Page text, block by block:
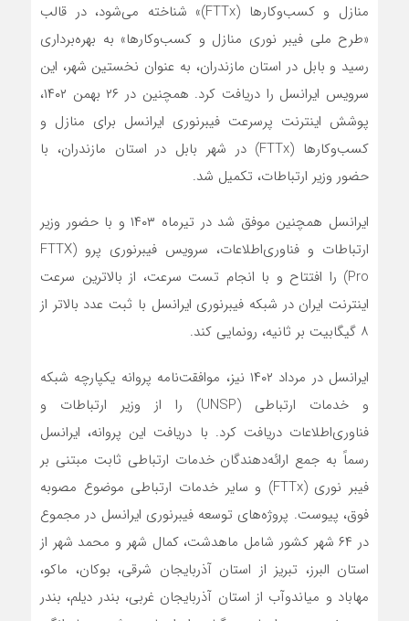
منازل و کسب‌وکارها (FTTx)» شناخته می‌شود، در قالب
«طرح ملی فیبر نوری منازل و کسب‌وکار‌ها» به بهره‌برداری
رسید و بابل در استان مازندران، به عنوان نخستین شهر، این
سرویس ایرانسل را دریافت کرد. همچنین در ۲۶ بهمن ۱۴۰۲،
پوشش اینترنت پرسرعت فیبرنوری ایرانسل برای منازل و
کسب‌وکارها (FTTx) در شهر بابل در استان مازندران، با
حضور وزیر ارتباطات، تکمیل شد.
ایرانسل همچنین موفق شد در تیرماه ۱۴۰۳ و با حضور وزیر
ارتباطات و فناوری‌اطلاعات، سرویس فیبرنوری پرو (FTTX
Pro) را افتتاح و با انجام تست سرعت، از بالاترین سرعت
اینترنت ایران در شبکه فیبرنوری ایرانسل با ثبت عدد بالاتر از
۸ گیگابیت بر ثانیه، رونمایی کند.
ایرانسل در مرداد ۱۴۰۲ نیز، موافقت‌نامه پروانه یکپارچه شبکه
و خدمات ارتباطی (UNSP) را از وزیر ارتباطات و
فناوری‌اطلاعات دریافت کرد. با دریافت این پروانه، ایرانسل
رسماً به جمع ارائه‌دهندگان خدمات ارتباطی ثابت مبتنی بر
فیبر نوری (FTTx) و سایر خدمات ارتباطی موضوع مصوبه
فوق، پیوست. پروژه‌های توسعه فیبرنوری ایرانسل در مجموع
در ۶۴ شهر کشور شامل ماهدشت، کمال شهر و محمد شهر از
استان البرز، تبریز از استان آذربایجان شرقی، بوکان، ماکو،
مهاباد و میاندوآب از استان آذربایجان غربی، بندر دیلم، بندر